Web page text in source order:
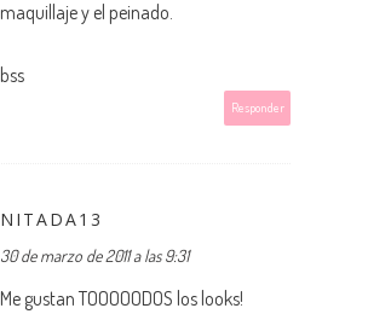
maquillaje y el peinado.
bss
Responder
NITADA13
30 de marzo de 2011 a las 9:31
Me gustan TOOOOODOS los looks!